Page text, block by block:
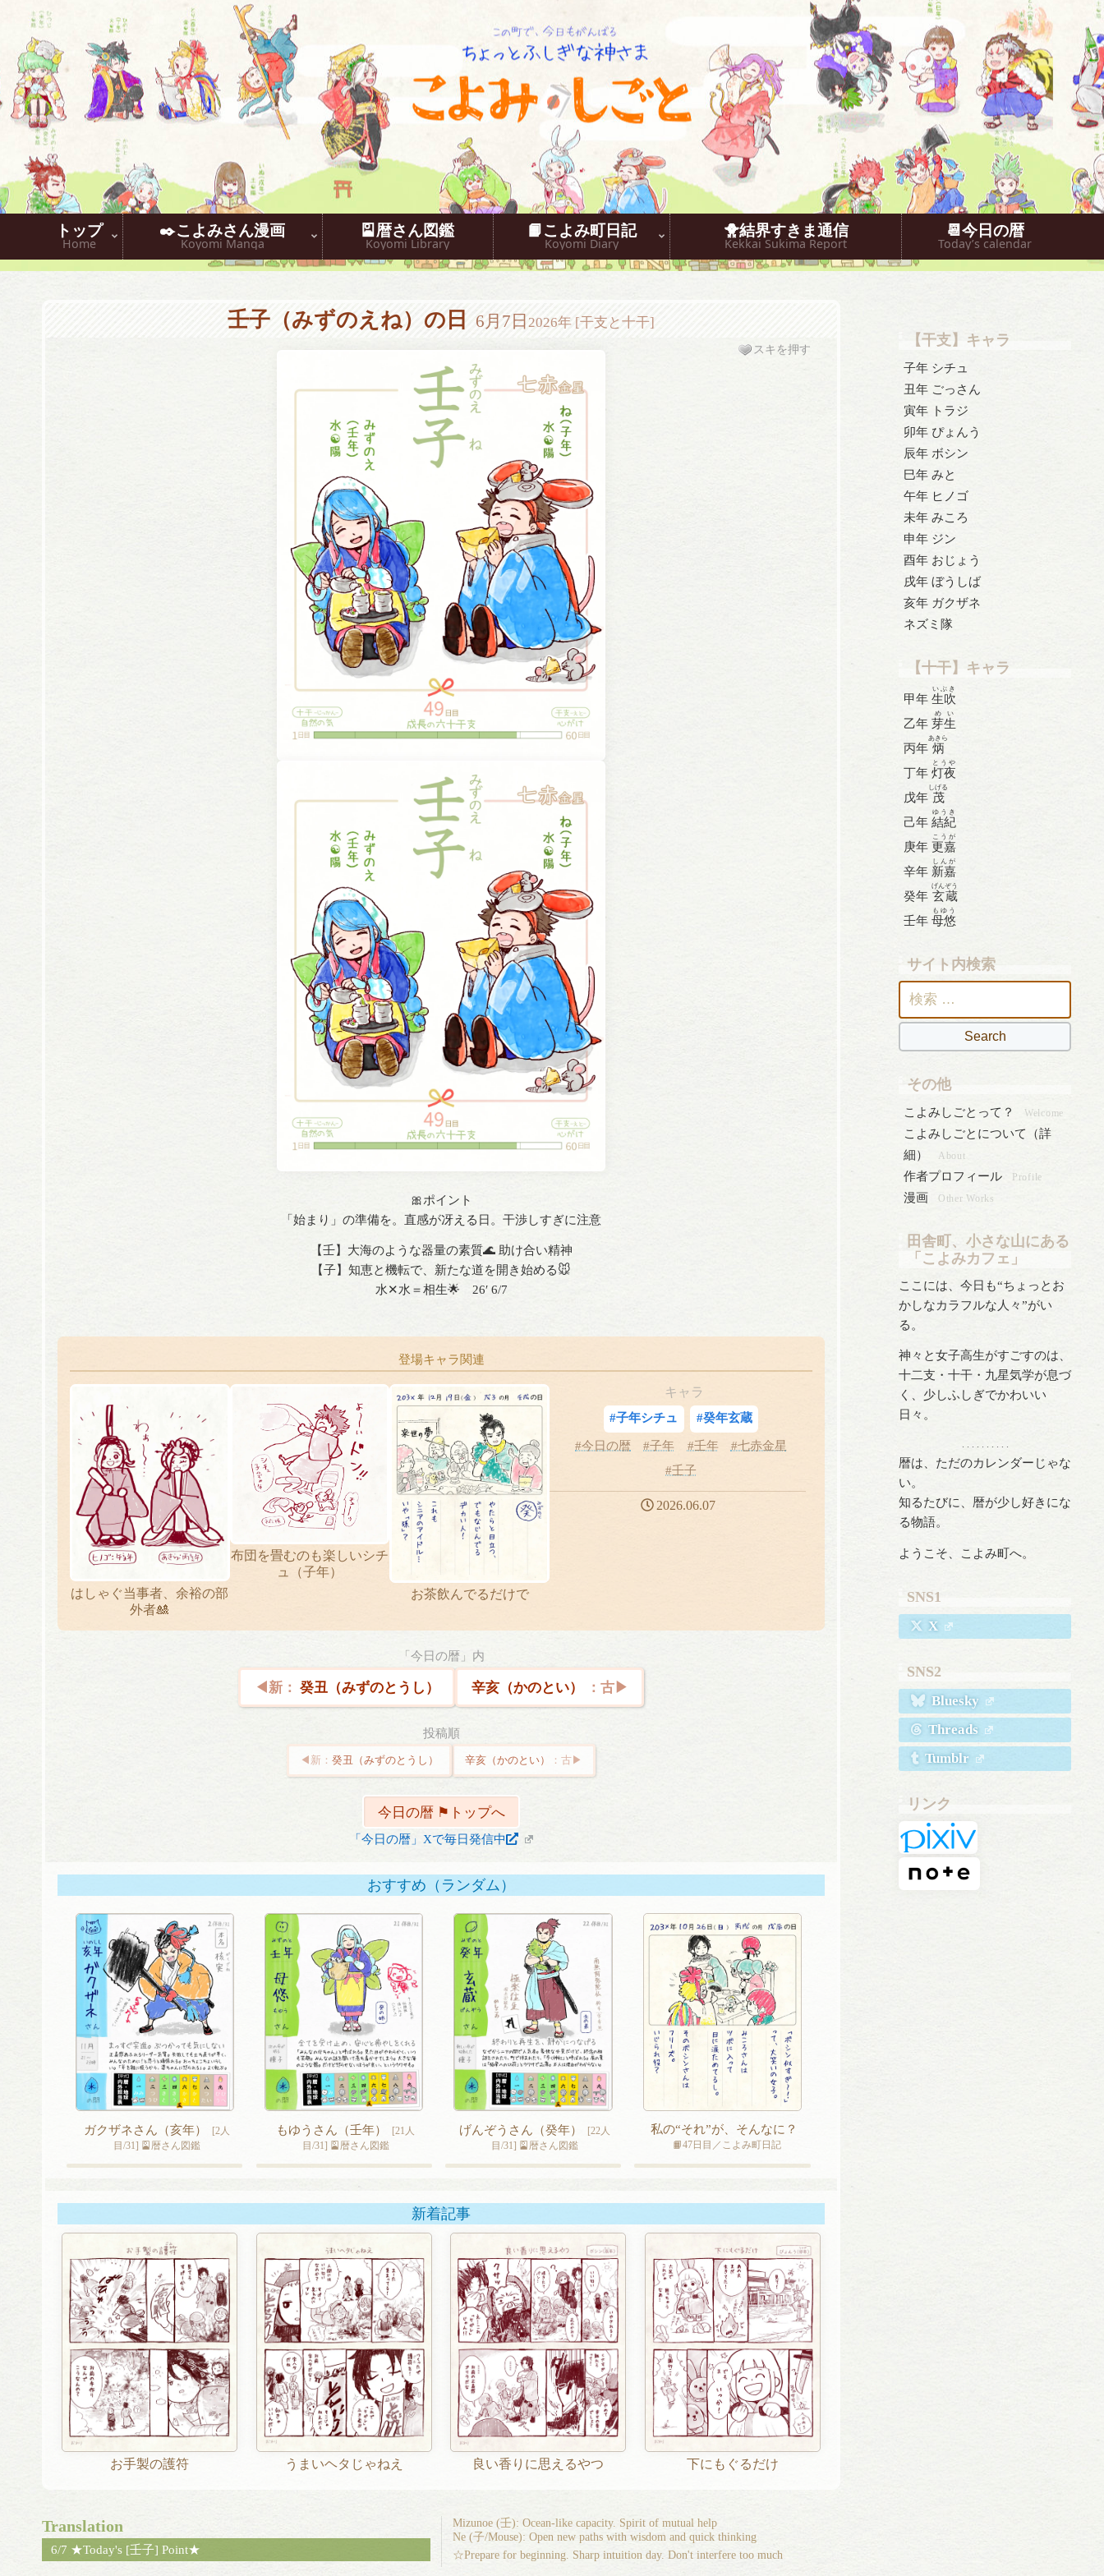
こよみしごと〔和原ハト〕
トップ
Home
✒️こよみさん漫画
Koyomi Manga
🎴暦さん図鑑
Koyomi Library
📙こよみ町日記
Koyomi Diary
🐥結界すきま通信
Kekkai Sukima Report
📆今日の暦
Today’s calendar
壬子（みずのえね）の日 6月7日 2026年 [干支と十干]
スキを押す
🎀ポイント
「始まり」の準備を。直感が冴える日。干渉しすぎに注意
【壬】大海のような器量の素質🌊 助け合い精神
【子】知恵と機転で、新たな道を開き始める🐭
水✕水＝相生🌟 26′ 6/7
登場キャラ関連
はしゃぐ当事者、余裕の部
外者🎎
布団を畳むのも楽しいシチ
ュ（子年）
お茶飲んでるだけで
キャラ
#子年シチュ #癸年玄蔵
#今日の暦 #子年 #壬年
#七赤金星
#壬子
2026.06.07
「今日の暦」内
癸丑（みずのとうし） 辛亥（かのとい）
投稿順
ゲ
ー
シ
ョ
ン
辛亥（かのとい）
癸丑（みずのとうし）
今日の暦 ⚑トップへ
「今日の暦」Xで毎日発信中
おすすめ（ランダム）
ガクザネさん（亥年）
[2人
目/31] 🎴暦さん図鑑
もゆうさん（壬年）
[21人
目/31] 🎴暦さん図鑑
げんぞうさん（癸年）
[22人
目/31] 🎴暦さん図鑑
私の“それ”が、そんなに？
📙47日目／こよみ町日記
新着記事
お手製の護符 うまいヘタじゃねえ 良い香りに思えるやつ 下にもぐるだけ
Translation
6/7 ★Today's [壬子] Point★
Mizunoe (壬): Ocean-like capacity. Spirit of mutual help
Ne (子/Mouse): Open new paths with wisdom and quick thinking
☆Prepare for beginning. Sharp intuition day. Don't interfere too much
【干支】キャラ
子年 シチュ
丑年 ごっさん
寅年 トラジ
卯年 ぴょんう
辰年 ボシン
巳年 みと
午年 ヒノゴ
未年 みころ
申年 ジン
酉年 おじょう
戌年 ぼうしば
亥年 ガクザネ
ネズミ隊
【十干】キャラ
甲年 生吹
いぶき
乙年 芽生
めい
丙年 炳
あきら
丁年 灯夜
とうや
戊年 茂
しげる
己年 結紀
ゆうき
庚年 更嘉
こうが
辛年 新嘉
しんが
癸年 玄蔵
げんぞう
壬年 母悠
もゆう
サイト内検索
索:
その他
こよみしごとって？ Welcome
こよみしごとについて（詳
細）
About
作者プロフィール Profile
漫画 Other Works
田舎町、小さな山にある
「こよみカフェ」
ここには、今日も“ちょっとお
かしなカラフルな人々”がい
る。
神々と女子高生がすごすのは、
十二支・十干・九星気学が息づ
く、少しふしぎでかわいい
日々。
. . . . . . . . . .
暦は、ただのカレンダーじゃな
い。
知るたびに、暦が少し好きにな
る物語。
ようこそ、こよみ町へ。
SNS1
X
SNS2
Bluesky
Threads
Tumblr
リンク